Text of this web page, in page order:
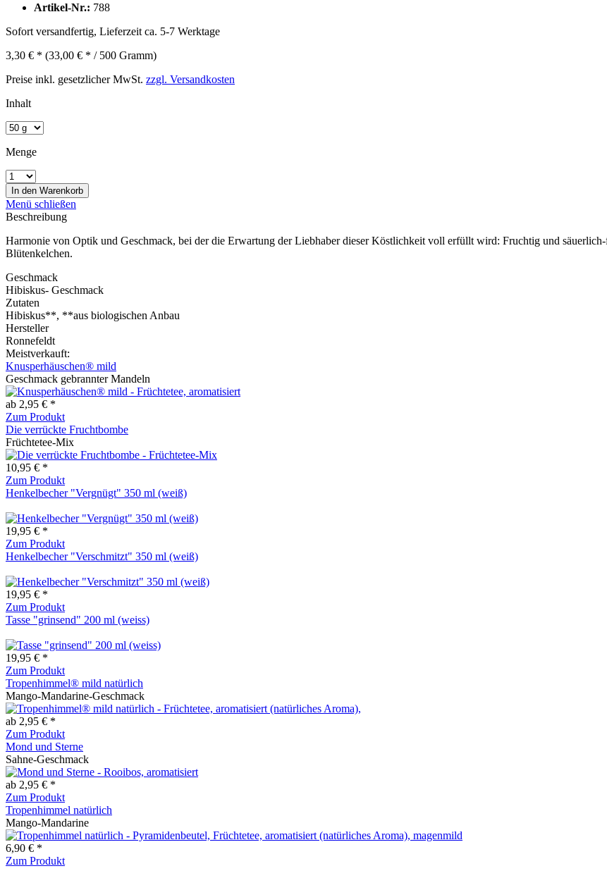
Artikel-Nr.: 788
Sofort versandfertig, Lieferzeit ca. 5-7 Werktage
3,30 € * (33,00 € * / 500 Gramm)
Preise inkl. gesetzlicher MwSt. zzgl. Versandkosten
Inhalt
Menge
In den Warenkorb
Menü schließen
Beschreibung
Harmonie von Optik und Geschmack, bei der die Erwartung der Liebhaber dieser Köstlichkeit voll erfüllt wird: Fruchtig und
Blütenkelchen.
Geschmack
Hibiskus- Geschmack
Zutaten
Hibiskus**, **aus biologischen Anbau
Hersteller
Ronnefeldt
Meistverkauft:
Knusperhäuschen® mild
Geschmack gebrannter Mandeln
ab 2,95 € *
Zum Produkt
Die verrückte Fruchtbombe
Früchtetee-Mix
10,95 € *
Zum Produkt
Henkelbecher "Vergnügt" 350 ml (weiß)
19,95 € *
Zum Produkt
Henkelbecher "Verschmitzt" 350 ml (weiß)
19,95 € *
Zum Produkt
Tasse "grinsend" 200 ml (weiss)
19,95 € *
Zum Produkt
Tropenhimmel® mild natürlich
Mango-Mandarine-Geschmack
ab 2,95 € *
Zum Produkt
Mond und Sterne
Sahne-Geschmack
ab 2,95 € *
Zum Produkt
Tropenhimmel natürlich
Mango-Mandarine
6,90 € *
Zum Produkt